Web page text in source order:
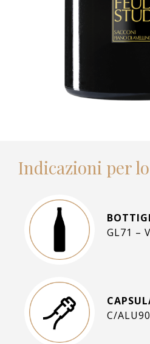
Indicazioni per
GL71 –
C/